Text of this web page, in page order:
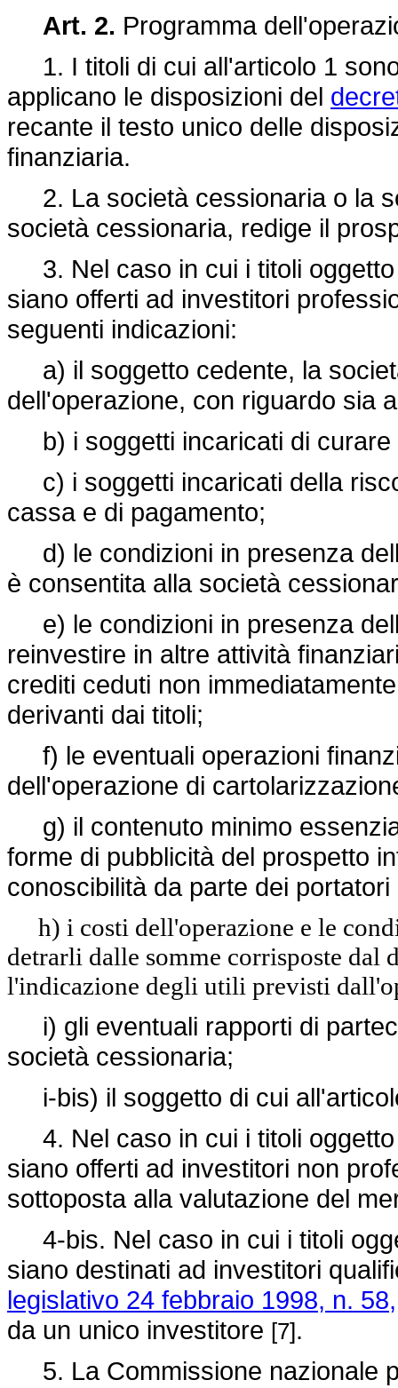
Art. 2. Programma
1. I titoli di cui all'articolo 1
applicano le disposizioni del
recante il testo unico delle
finanziaria.
2. La società cessionaria o la
società cessionaria, redige il
3. Nel caso in cui i titoli
siano offerti ad investitori
seguenti indicazioni:
a) il soggetto cedente, la
dell'operazione, con riguardo sia
b) i soggetti incaricati di curare
c) i soggetti incaricati della
cassa e di pagamento;
d) le condizioni in presenza
è consentita alla società
e) le condizioni in presenza
reinvestire in altre attività
crediti ceduti non
derivanti dai titoli;
f) le eventuali operazioni
dell'operazione di
g) il contenuto minimo
forme di pubblicità del prospetto
conoscibilità da parte dei portatori
h) i costi dell'operazione e le
detrarli dalle somme corrisposte dal
l'indicazione degli utili previsti
i) gli eventuali rapporti di
società cessionaria;
i-bis) il soggetto di cui
4. Nel caso in cui i titoli
siano offerti ad investitori non
sottoposta alla valutazione del
4-bis. Nel caso in cui i titoli
siano destinati ad investitori
legislativo 24 febbraio 1998, n. 58,
da un unico investitore [7].
5. La Commissione nazionale